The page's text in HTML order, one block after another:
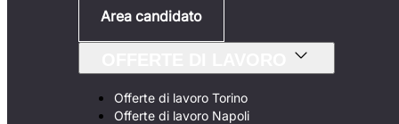
Area candidato
Offerte di lavoro Torino
Offerte di lavoro Napoli